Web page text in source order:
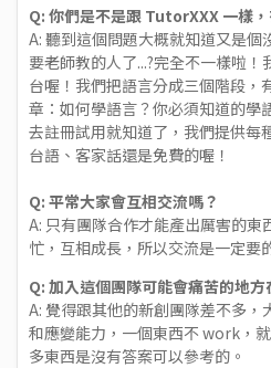
Q: 你們是不是跟 TutorXXX 一樣
A: 聽到這個問題大概就知道又是
要老師教的人了...?完全不一樣啦
台喔！我們把語言分成三個階段，
章： 如何學語言？你必須知道的學
去註冊試用就知道了，我們提供每
台語、客家話還是免費的喔！
Q: 平常大家會互相交流嗎？
A: 只有團隊合作才能產出厲害的
忙，互相成長，所以交流是一定要
Q: 加入這個團隊可能會痛苦的地方
A: 覺得跟其他的新創團隊差不多，
和應變能力，一個東西不 work，
多東西是沒有答案可以參考的。